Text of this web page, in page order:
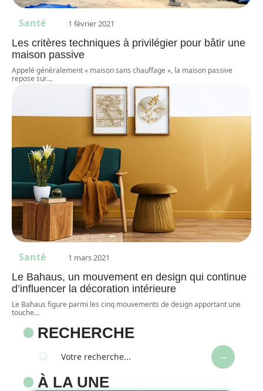
Santé 1 février 2021
Les critères techniques à privilégier pour bâtir une
maison passive
Appelé généralement « maison sans chauffage », la maison passive
repose sur…
Santé 1 mars 2021
Le Bahaus, un mouvement en design qui continue
d’influencer la décoration intérieure
Le Bahaus figure parmi les cinq mouvements de design apportant une
touche…
RECHERCHE
À LA UNE